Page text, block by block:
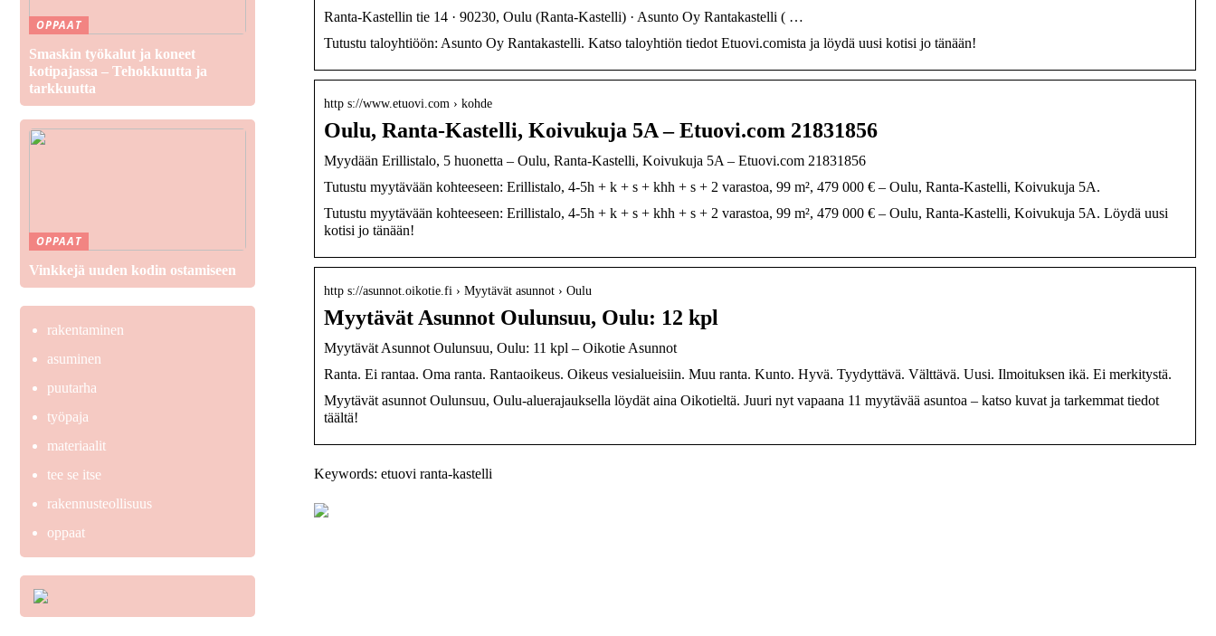
Ranta-Kastellin tie 14 · 90230, Oulu (Ranta-Kastelli) · Asunto Oy Rantakastelli ( …
Tutustu taloyhtiöön: Asunto Oy Rantakastelli. Katso taloyhtiön tiedot Etuovi.comista ja löydä uusi kotisi jo tänään!
http s://www.etuovi.com › kohde
Oulu, Ranta-Kastelli, Koivukuja 5A – Etuovi.com 21831856
Myydään Erillistalo, 5 huonetta – Oulu, Ranta-Kastelli, Koivukuja 5A – Etuovi.com 21831856
Tutustu myytävään kohteeseen: Erillistalo, 4-5h + k + s + khh + s + 2 varastoa, 99 m², 479 000 € – Oulu, Ranta-Kastelli, Koivukuja 5A.
Tutustu myytävään kohteeseen: Erillistalo, 4-5h + k + s + khh + s + 2 varastoa, 99 m², 479 000 € – Oulu, Ranta-Kastelli, Koivukuja 5A. Löydä uusi
kotisi jo tänään!
http s://asunnot.oikotie.fi › Myytävät asunnot › Oulu
Myytävät Asunnot Oulunsuu, Oulu: 12 kpl
Myytävät Asunnot Oulunsuu, Oulu: 11 kpl – Oikotie Asunnot
Ranta. Ei rantaa. Oma ranta. Rantaoikeus. Oikeus vesialueisiin. Muu ranta. Kunto. Hyvä. Tyydyttävä. Välttävä. Uusi. Ilmoituksen ikä. Ei merkitystä.
Myytävät asunnot Oulunsuu, Oulu-aluerajauksella löydät aina Oikotieltä. Juuri nyt vapaana 11 myytävää asuntoa – katso kuvat ja tarkemmat tiedot
täältä!
Keywords: etuovi ranta-kastelli
OPPAAT
Smaskin työkalut ja koneet
kotipajassa – Tehokkuutta ja
tarkkuutta
OPPAAT
Vinkkejä uuden kodin ostamiseen
rakentaminen
asuminen
puutarha
työpaja
materiaalit
tee se itse
rakennusteollisuus
oppaat